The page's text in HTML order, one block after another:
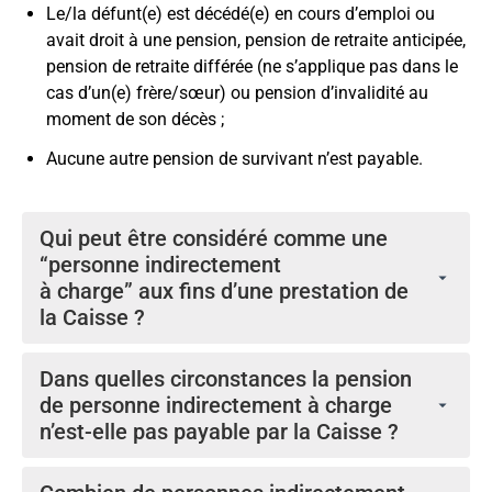
Le/la défunt(e) est décédé(e) en cours d’emploi ou
avait droit à une pension, pension de retraite anticipée,
pension de retraite différée (ne s’applique pas dans le
cas d’un(e) frère/sœur) ou pension d’invalidité au
moment de son décès ;
Aucune autre pension de survivant n’est payable.
Qui peut être considéré comme une
“personne indirectement
à charge” aux fins d’une prestation de
la Caisse ?
mère, le père, le frère ou la sœur non-marié sous l’âge
de 21 ans d’un participant/retraité, celle/ celui qui
avait été à charge du participant/retraité pendant sa
Dans quelles circonstances la pension
de personne indirectement à charge
n’est-elle pas payable par la Caisse ?